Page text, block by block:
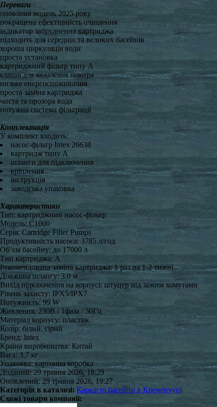
Переваги
оновлена модель 2025 року
покращена ефективність очищення
індикатор забруднення картриджа
підходить для середніх та великих басейнів
хороша циркуляція води
проста установка
картриджний фільтр типу А
клапан для видалення повітря
низьке енергоспоживання
проста заміна картриджа
чиста та прозора вода
потужна система фільтрації
Комплектація
У комплект входить:
насос-фільтр Intex 26638
картридж типу А
шланги для підключення
кріплення
інструкція
заводська упаковка
Характеристики
Тип: картриджний насос-фільтр
Модель: C1000
Серія: Cartridge Filter Pumps
Продуктивність насоса: 3785 л/год
Об’єм басейну: до 17000 л
Тип картриджа: A
Рекомендована заміна картриджа: 1 раз на 1-2 тижні
Довжина шлангу: 3.0 м
Вихід підключення на корпусі: штуцер під зажим хомутами
Рівень захисту: IPX5/IPX7
Потужність: 99 W
Живлення: 230В / 1фаза / 50Гц
Матеріал корпусу: пластик
Колір: білий, сірий
Бренд: Intex
Країна виробництва: Китай
Вага: 3,7 кг
Упаковка: картонна коробка
Доданий: 29 травня 2026, 18:29
Оновлений: 29 травня 2026, 19:27
Категорія в каталозі: Каркасні басейни в Кременчуці
Схожі товари компанії: